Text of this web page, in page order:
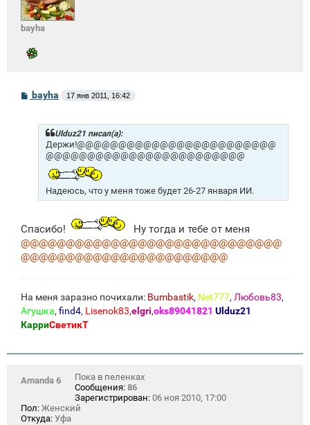
bayha
Сbayha 17 янв 2011, 16:42
Ulduz21 писал(а):
Держи!@@@@@@@@@@@@@@@@@@@@@@@@
@@@@@@@@@@@@@@@@@@@@@@@@
Надеюсь, что у меня тоже будет 26-27 января ИИ.
Спасибо!
Ну тогда и тебе от меня
@@@@@@@@@@@@@@@@@@@@@@@@@@@@@
@@@@@@@@@@@@@@@@@@@@@@@
На меня заразно почихали: Bumbastik, Net777, Любовь83,
Агушка, find4, Lisenok83,elgri,oks89041821 Ulduz21
КарриСветикТ
Amanda 6
Пока в пеленках
Сообщения: 86
Зарегистрирован: 06 ноя 2010, 17:00
Пол: Женский
Откуда: Уфа